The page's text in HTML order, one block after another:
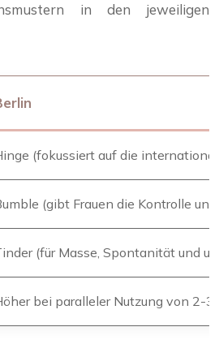
in den jeweiligen
(fokussiert auf die
(gibt Frauen die Kontrolle
(für Masse, Spontanität und
bei paralleler Nutzung von 2-